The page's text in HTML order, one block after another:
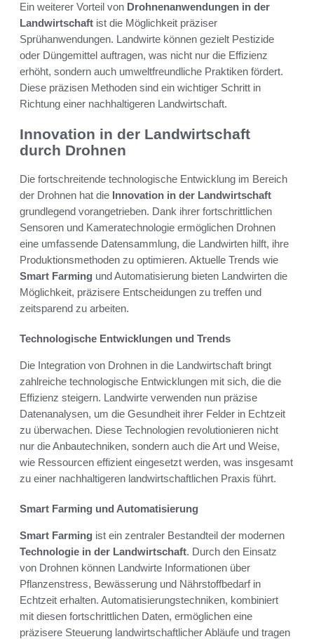
Ein weiterer Vorteil von Drohnenanwendungen in der
Landwirtschaft ist die Möglichkeit präziser
Sprühanwendungen. Landwirte können gezielt Pestizide
oder Düngemittel auftragen, was nicht nur die Effizienz
erhöht, sondern auch umweltfreundliche Praktiken fördert.
Diese präzisen Methoden sind ein wichtiger Schritt in
Richtung einer nachhaltigeren Landwirtschaft.
Innovation in der Landwirtschaft
durch Drohnen
Die fortschreitende technologische Entwicklung im Bereich
der Drohnen hat die Innovation in der Landwirtschaft
grundlegend vorangetrieben. Dank ihrer fortschrittlichen
Sensoren und Kameratechnologie ermöglichen Drohnen
eine umfassende Datensammlung, die Landwirten hilft, ihre
Produktionsmethoden zu optimieren. Aktuelle Trends wie
Smart Farming und Automatisierung bieten Landwirten die
Möglichkeit, präzisere Entscheidungen zu treffen und
zeitsparend zu arbeiten.
Technologische Entwicklungen und Trends
Die Integration von Drohnen in die Landwirtschaft bringt
zahlreiche technologische Entwicklungen mit sich, die die
Effizienz steigern. Landwirte verwenden nun präzise
Datenanalysen, um die Gesundheit ihrer Felder in Echtzeit
zu überwachen. Diese Technologien revolutionieren nicht
nur die Anbautechniken, sondern auch die Art und Weise,
wie Ressourcen effizient eingesetzt werden, was insgesamt
zu einer nachhaltigeren landwirtschaftlichen Praxis führt.
Smart Farming und Automatisierung
Smart Farming ist ein zentraler Bestandteil der modernen
Technologie in der Landwirtschaft. Durch den Einsatz
von Drohnen können Landwirte Informationen über
Pflanzenstress, Bewässerung und Nährstoffbedarf in
Echtzeit erhalten. Automatisierungstechniken, kombiniert
mit diesen fortschrittlichen Daten, ermöglichen eine
präzisere Steuerung landwirtschaftlicher Abläufe und tragen